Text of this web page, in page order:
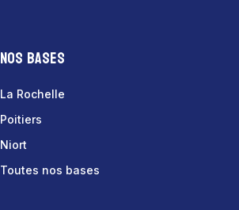
Nos bases
La Rochelle
Poitiers
Niort
Toutes nos bases